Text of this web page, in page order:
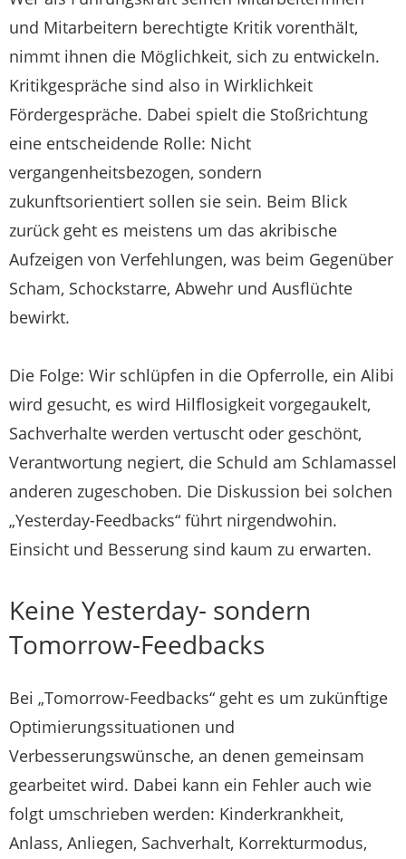
und Mitarbeitern berechtigte Kritik vorenthält,
nimmt ihnen die Möglichkeit, sich zu entwickeln.
Kritikgespräche sind also in Wirklichkeit
Fördergespräche. Dabei spielt die Stoßrichtung
eine entscheidende Rolle: Nicht
vergangenheitsbezogen, sondern
zukunftsorientiert sollen sie sein. Beim Blick
zurück geht es meistens um das akribische
Aufzeigen von Verfehlungen, was beim Gegenüber
Scham, Schockstarre, Abwehr und Ausflüchte
bewirkt.
Die Folge: Wir schlüpfen in die Opferrolle, ein Alibi
wird gesucht, es wird Hilflosigkeit vorgegaukelt,
Sachverhalte werden vertuscht oder geschönt,
Verantwortung negiert, die Schuld am Schlamassel
anderen zugeschoben. Die Diskussion bei solchen
„Yesterday-Feedbacks“ führt nirgendwohin.
Einsicht und Besserung sind kaum zu erwarten.
Keine Yesterday- sondern
Tomorrow-Feedbacks
Bei „Tomorrow-Feedbacks“ geht es um zukünftige
Optimierungssituationen und
Verbesserungswünsche, an denen gemeinsam
gearbeitet wird. Dabei kann ein Fehler auch wie
folgt umschrieben werden: Kinderkrankheit,
Anlass, Anliegen, Sachverhalt, Korrekturmodus,